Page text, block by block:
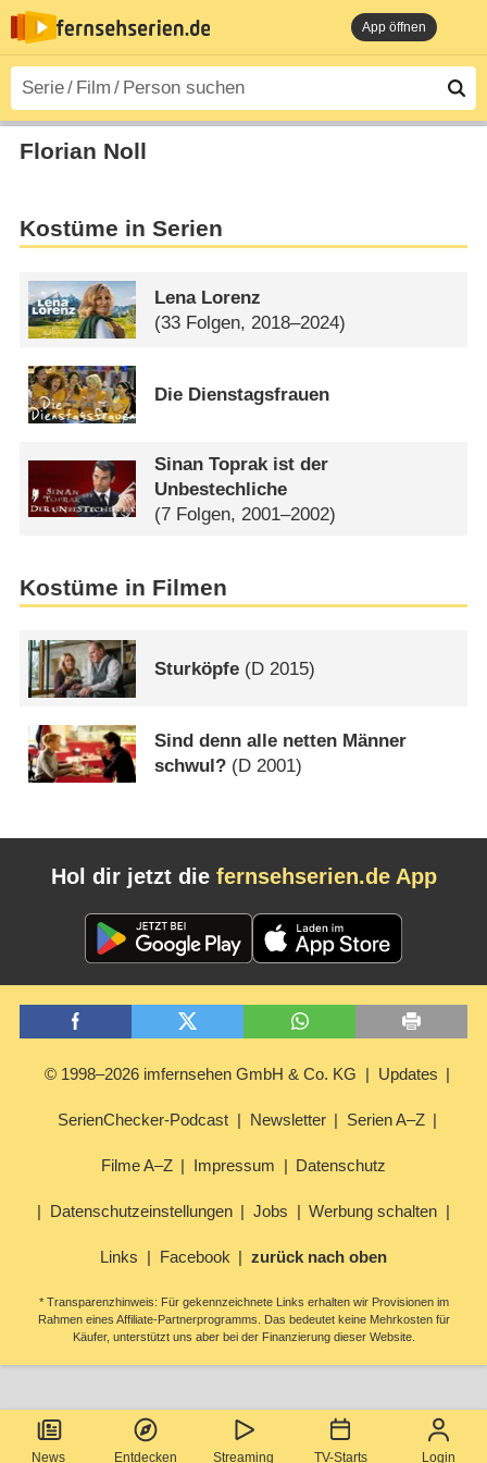
News Entdecken Streaming TV-Starts Login
App öffnen
Florian Noll
Kostüme in Serien
Lena Lorenz
(33 Folgen, 2018–2024)
Die Dienstagsfrauen
Sinan Toprak ist der
Unbestechliche
(7 Folgen, 2001–2002)
Kostüme in Filmen
Sturköpfe (D 2015)
Sind denn alle netten Männer
schwul? (D 2001)
Hol dir jetzt die fernsehserien.de App
© 1998–2026 imfernsehen GmbH & Co. KG Updates
SerienChecker-Podcast Newsletter Serien A–Z
Filme A–Z Impressum Datenschutz
Datenschutzeinstellungen Jobs Werbung schalten
Links Facebook zurück nach oben
* Transparenzhinweis: Für gekennzeichnete Links erhalten wir Provisionen im
Rahmen eines Affiliate-Partnerprogramms. Das bedeutet keine Mehrkosten für
Käufer, unterstützt uns aber bei der Finanzierung dieser Website.